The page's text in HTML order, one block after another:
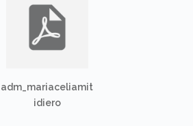
adm_mariaceliamit
idiero